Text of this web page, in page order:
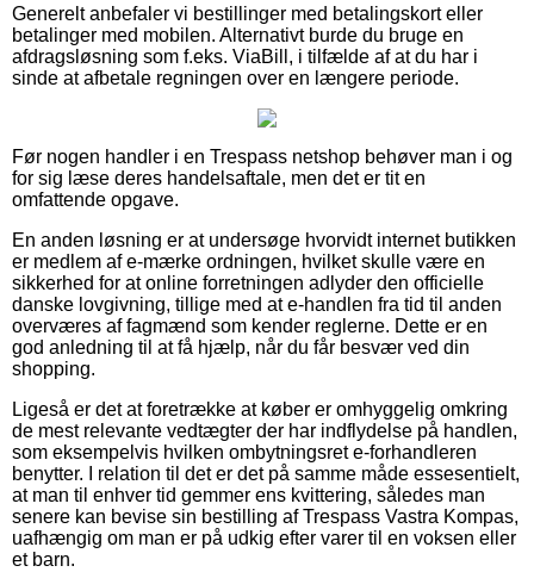
Generelt anbefaler vi bestillinger med betalingskort eller
betalinger med mobilen. Alternativt burde du bruge en
afdragsløsning som f.eks. ViaBill, i tilfælde af at du har i
sinde at afbetale regningen over en længere periode.
Før nogen handler i en Trespass netshop behøver man i og
for sig læse deres handelsaftale, men det er tit en
omfattende opgave.
En anden løsning er at undersøge hvorvidt internet butikken
er medlem af e-mærke ordningen, hvilket skulle være en
sikkerhed for at online forretningen adlyder den officielle
danske lovgivning, tillige med at e-handlen fra tid til anden
overværes af fagmænd som kender reglerne. Dette er en
god anledning til at få hjælp, når du får besvær ved din
shopping.
Ligeså er det at foretrække at køber er omhyggelig omkring
de mest relevante vedtægter der har indflydelse på handlen,
som eksempelvis hvilken ombytningsret e-forhandleren
benytter. I relation til det er det på samme måde essesentielt,
at man til enhver tid gemmer ens kvittering, således man
senere kan bevise sin bestilling af Trespass Vastra Kompas,
uafhængig om man er på udkig efter varer til en voksen eller
et barn.